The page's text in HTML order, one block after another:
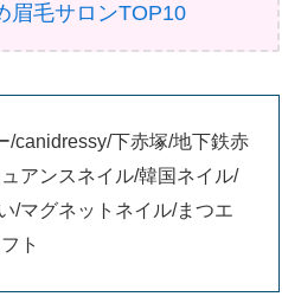
眉毛サロンTOP10
/canidressy/下赤塚/地下鉄赤
アンスネイル/韓国ネイル/
/マグネットネイル/まつエ
ト